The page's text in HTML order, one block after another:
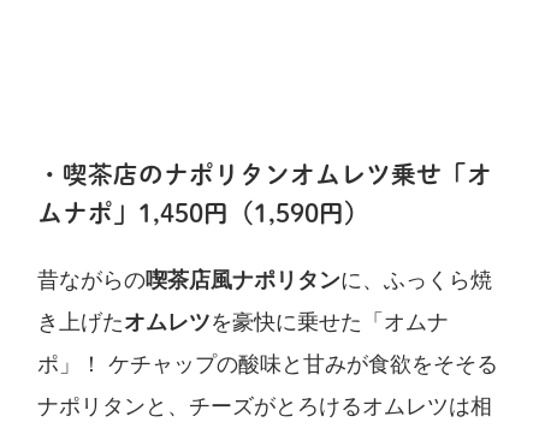
・喫茶店のナポリタンオムレツ乗せ「オ
ムナポ」1,450円（1,590円）
昔ながらの喫茶店風ナポリタンに、ふっくら焼
き上げたオムレツを豪快に乗せた「オムナ
ポ」！ ケチャップの酸味と甘みが食欲をそそる
ナポリタンと、チーズがとろけるオムレツは相